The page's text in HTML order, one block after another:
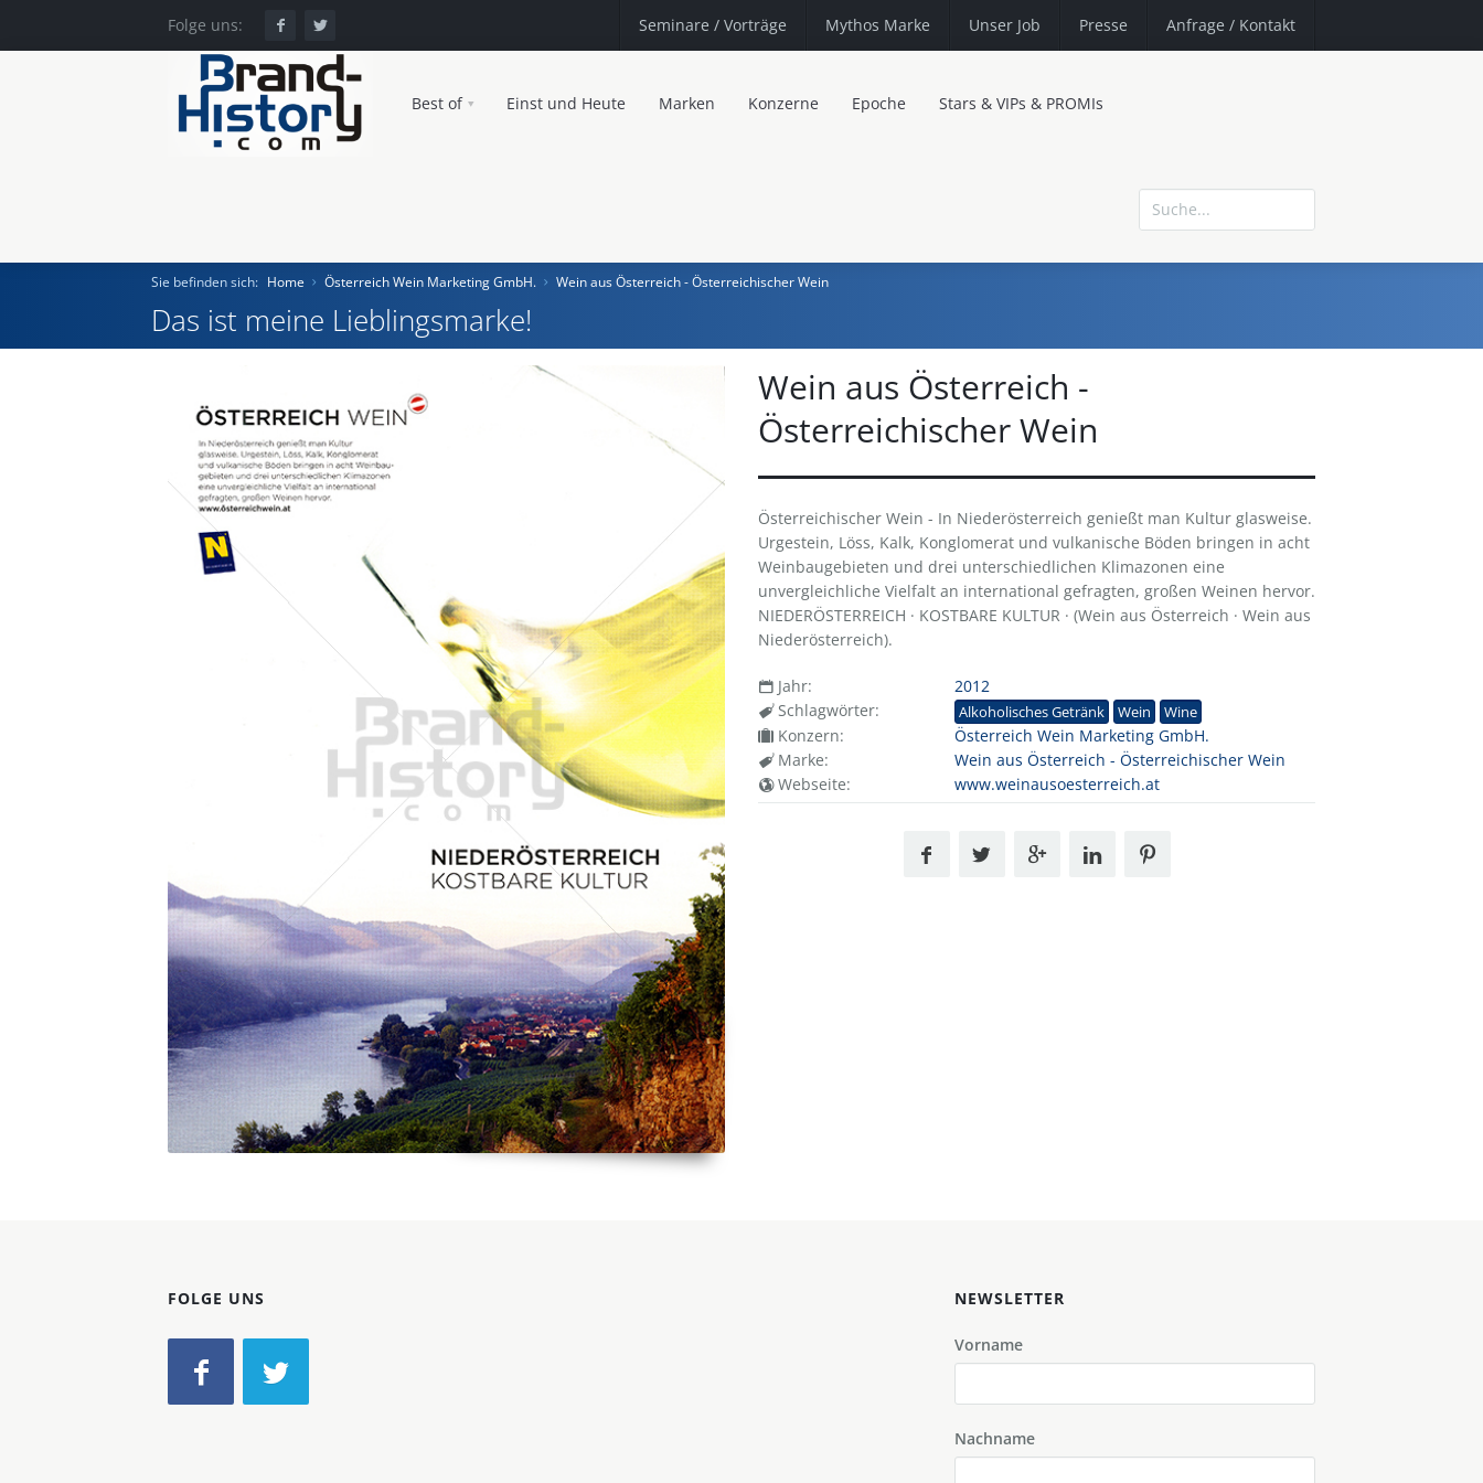
Folge uns: Seminare / Vorträge Mythos Marke Unser Job Presse Anfrage / Kontakt
Best of Einst und Heute Marken Konzerne Epoche Stars & VIPs & PROMIs
Einst und Heute
Marken
Konzerne
Epoche
Sie befinden sich: Home Österreich Wein Marketing GmbH. Wein aus Österreich - Österreichischer Wein
Das ist meine Lieblingsmarke!
Wein aus Österreich -
Österreichischer Wein
Österreichischer Wein - In Niederösterreich genießt man Kultur glasweise.
Urgestein, Löss, Kalk, Konglomerat und vulkanische Böden bringen in acht
Weinbaugebieten und drei unterschiedlichen Klimazonen eine
unvergleichliche Vielfalt an international gefragten, großen Weinen hervor.
NIEDERÖSTERREICH · KOSTBARE KULTUR · (Wein aus Österreich · Wein aus
Niederösterreich).
Jahr:
2012
Schlagwörter:
Alkoholisches Getränk Wein Wine
Konzern:
Österreich Wein Marketing GmbH.
Marke:
Wein aus Österreich - Österreichischer Wein
Webseite:
www.weinausoesterreich.at
FOLGE UNS NEWSLETTER
Vorname
Nachname